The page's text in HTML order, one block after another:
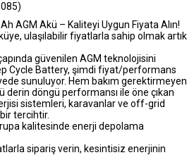
AGM Akü – Kaliteyi Uygun Fiyata Alın!
ulaşılabilir fiyatlarla sahip olmak artık
güvenilen AGM teknolojisini
Cycle Battery, şimdi fiyat/performans
sunuluyor. Hem bakım gerektirmeyen
derin döngü performansı ile öne çıkan
sistemleri, karavanlarve off-grid
tercihtir.
kalitesinde enerji depolama
sipariş verin, kesintisiz enerjinin